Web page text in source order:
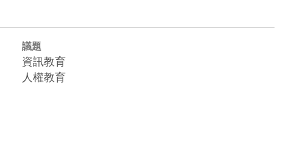
議題
資訊教育
人權教育